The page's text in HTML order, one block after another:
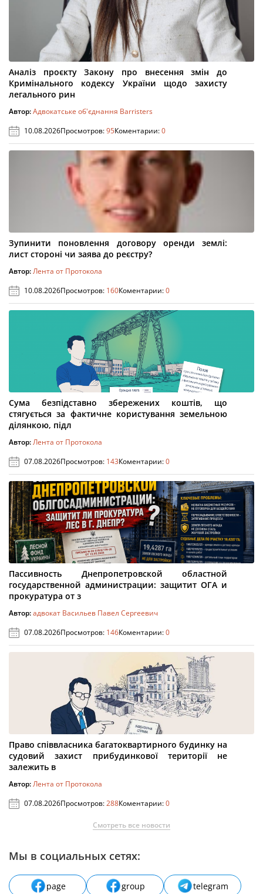
Аналіз проєкту Закону про внесення змін до
Кримінального кодексу України щодо захисту
легального рин
Автор:Адвокатське об'єднання Barristers
10.08.2026Просмотров:95Коментарии:0
Зупинити поновлення договору оренди землі:
лист стороні чи заява до реєстру?
Автор:Лента от Протокола
10.08.2026Просмотров: 160Коментарии:0
Сума безпідставно збережених коштів, що
стягується за фактичне користування земельною
ділянкою, підл
Автор:Лента от Протокола
07.08.2026Просмотров: 143Коментарии:0
Пассивность Днепропетровской областной
государственной администрации: защитит ОГА и
прокуратура от з
Автор:адвокат Васильев Павел Сергеевич
07.08.2026Просмотров: 146Коментарии:0
Право співвласника багатоквартирного будинку на
судовий захист прибудинкової території не
залежить в
Автор:Лента от Протокола
07.08.2026Просмотров:288Коментарии:0
Смотреть все новости
Мы в социальных сетях:
page group
telegram